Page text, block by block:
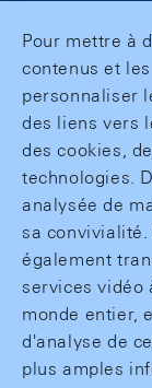
Pour mettre à
contenus et
personnaliser
des liens vers
des cookies,
technologies.
analysée de
sa
également
services vidéo
monde entier,
d'analyse de
plus amples